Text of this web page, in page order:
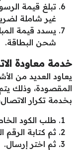
غير شاملة
يسدد قيمة
شحن البطاقة.
خدمة معاودة
يعاود العديد من
المقصودة، وذلك
بخدمة تكرار
طلب الكود الخاص
ثم كتابة الرقم
ثم اختر إرسال.